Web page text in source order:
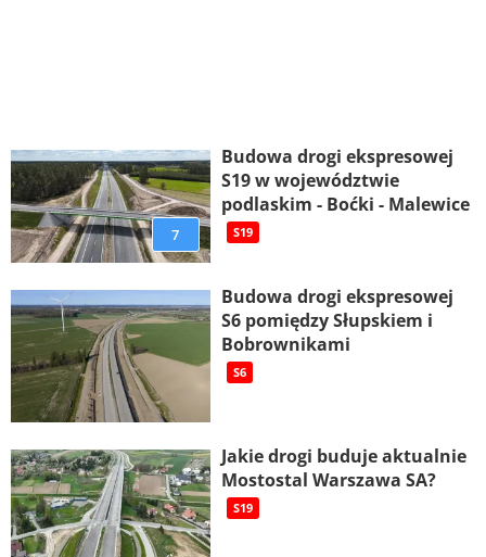
7
Budowa drogi ekspresowej
S19 w województwie
podlaskim - Boćki - Malewice
S19
Budowa drogi ekspresowej
S6 pomiędzy Słupskiem i
Bobrownikami
S6
Jakie drogi buduje aktualnie
Mostostal Warszawa SA?
S19